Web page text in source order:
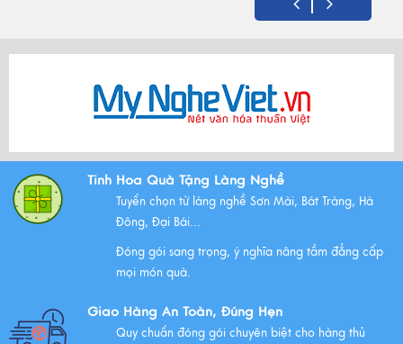
Bộ Tam Sự Là Gì ? Bộ Tam Sự Có Ý Nghĩa Như Thế Nào
Trong Văn Hóa Thờ Cúng?
Xem thêm
Xem thêm
Tinh Hoa Quà Tặng Làng Nghề
Tuyển chọn từ làng nghề Sơn Mài, Bát Tràng, Hà
Đông, Đại Bái...
Đóng gói sang trọng, ý nghĩa nâng tầm đẳng cấp
mọi món quà.
Giao Hàng An Toàn, Đúng Hẹn
Quy chuẩn đóng gói chuyên biệt cho hàng thủ